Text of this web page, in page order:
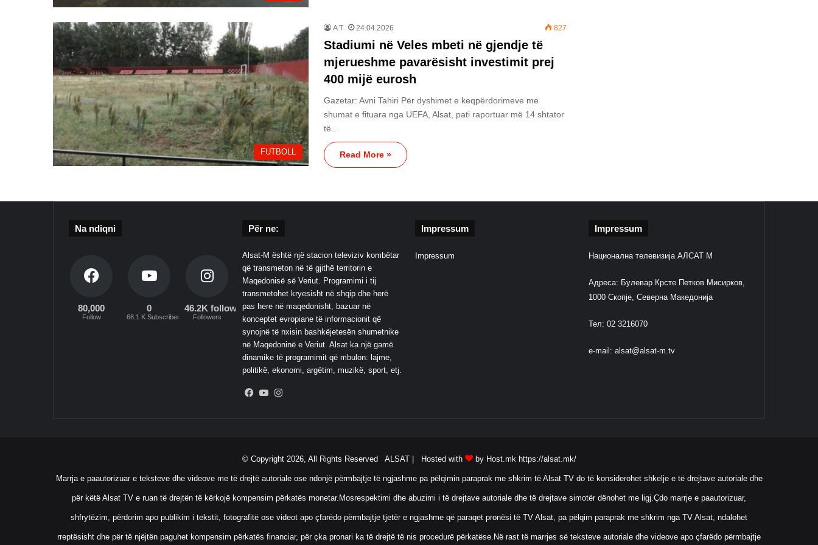
FUTBOLL
A T 24.04.2026 827
Stadiumi në Veles mbeti në gjendje të
mjerueshme pavarësisht investimit prej
400 mijë eurosh
Gazetar: Avni Tahiri Për dyshimet e keqpërdorimeve me
shumat e fituara nga UEFA, Alsat, pati raportuar më 14 shtator
të…
Read More »
Na ndiqni
80,000
Follow
0
68.1 K Subscribers
46.2K followers
Followers
Për ne:
Alsat-M është një stacion televiziv kombëtar
që transmeton në të gjithë territorin e
Maqedonisë së Veriut. Programimi i tij
transmetohet kryesisht në shqip dhe herë
pas here në maqedonisht, bazuar në
konceptet evropiane të informacionit që
synojnë të nxisin bashkëjetesën shumetnike
në Maqedoninë e Veriut. Alsat ka një gamë
dinamike të programimit që mbulon: lajme,
politikë, ekonomi, argëtim, muzikë, sport, etj.
Facebook
YouTube
Impressum
Impressum
Impressum
Национална телевизија АЛСАТ М
Адреса: Булевар Крсте Петков Мисирков,
1000 Скопје, Северна Македонија
Тел: 02 3216070
e-mail: alsat@alsat-m.tv
© Copyright 2026, All Rights Reserved ALSAT | Hosted with by Host.mk https://alsat.mk/
Marrja e paautorizuar e teksteve dhe videove me të drejtë autoriale ose ndonjë përmbajtje të ngjashme pa pëlqimin paraprak me shkrim të Alsat TV do të konsiderohet shkelje e të drejtave autoriale dhe
për këtë Alsat TV e ruan të drejtën të kërkojë kompensim përkatës monetar.Mosrespektimi dhe abuzimi i të drejtave autoriale dhe të drejtave simotër dënohet me ligj.Çdo marrje e paautorizuar,
shfrytëzim, përdorim apo publikim i tekstit, fotografitë ose videot apo çfarëdo përmbajtje tjetër e ngjashme që paraqet pronësi të TV Alsat, pa pëlqim paraprak me shkrim nga TV Alsat, ndalohet
rreptësisht dhe për të njëjtën paguhet kompensim përkatës financiar, për çka pronari ka të drejtë të nis procedurë përkatëse.Në rast të marrjes së teksteve autoriale dhe videove apo çfarëdo përmbajtje